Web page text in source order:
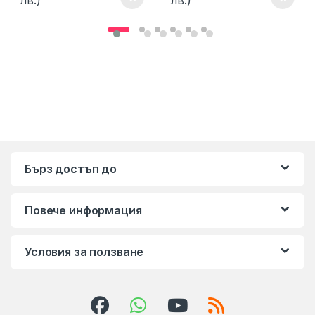
Бърз достъп до
Повече информация
Условия за ползване